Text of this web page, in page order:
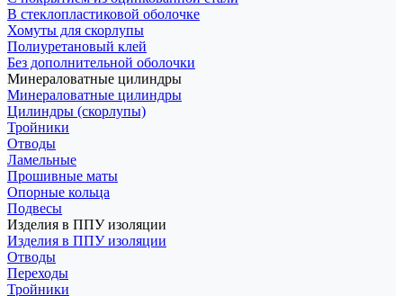
В стеклопластиковой оболочке
Хомуты для скорлупы
Полиуретановый клей
Без дополнительной оболочки
Минераловатные цилиндры
Минераловатные цилиндры
Цилиндры (скорлупы)
Тройники
Отводы
Ламельные
Прошивные маты
Опорные кольца
Подвесы
Изделия в ППУ изоляции
Изделия в ППУ изоляции
Отводы
Переходы
Тройники